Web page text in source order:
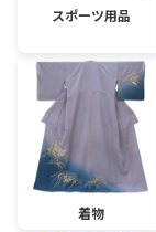
スポーツ用品
着物